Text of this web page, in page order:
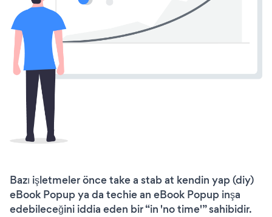
Bazı işletmeler önce take a stab at kendin yap (diy)
eBook Popup ya da techie an eBook Popup inşa
edebileceğini iddia eden bir “in 'no time'” sahibidir.